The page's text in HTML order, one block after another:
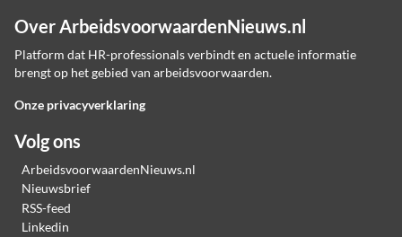
Over ArbeidsvoorwaardenNieuws.nl
Platform dat HR-professionals verbindt en actuele informatie
brengt op het gebied van arbeidsvoorwaarden.
Onze privacyverklaring
Volg ons
ArbeidsvoorwaardenNieuws.nl
Nieuwsbrief
RSS-feed
Linkedin